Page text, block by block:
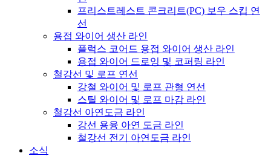
프리스트레스트 콘크리트(PC) 보우 스킵 연
선
용접 와이어 생산 라인
플럭스 코어드 용접 와이어 생산 라인
용접 와이어 드로잉 및 코퍼링 라인
철강선 및 로프 연선
강철 와이어 및 로프 관형 연선
스틸 와이어 및 로프 마감 라인
철강선 아연도금 라인
강선 용융 아연 도금 라인
철강선 전기 아연도금 라인
소식